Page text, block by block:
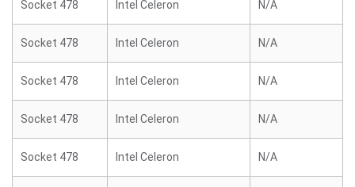
Socket 478 Intel Celeron N/A
Socket 478 Intel Celeron N/A
Socket 478 Intel Celeron N/A
Socket 478 Intel Celeron N/A
Socket 478 Intel Celeron N/A